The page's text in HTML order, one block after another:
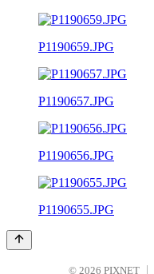
P1190659.JPG
P1190657.JPG
P1190656.JPG
P1190655.JPG
© 2026 PIXNET